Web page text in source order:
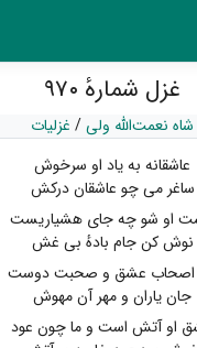
غزل شمارهٔ ۹۷۰
شاه نعمت‌الله ولی/ غزلیات
عاشقانه به یاد او سرخوش
ساغر می چو عاشقان درکش
او شو چه جای هشیاریست
نوش کن جام بادهٔ بی غش
اصحاب عشق و صحبت دوست
جان یاران و مهر آن مهوش
او آتش است و ما چون عود